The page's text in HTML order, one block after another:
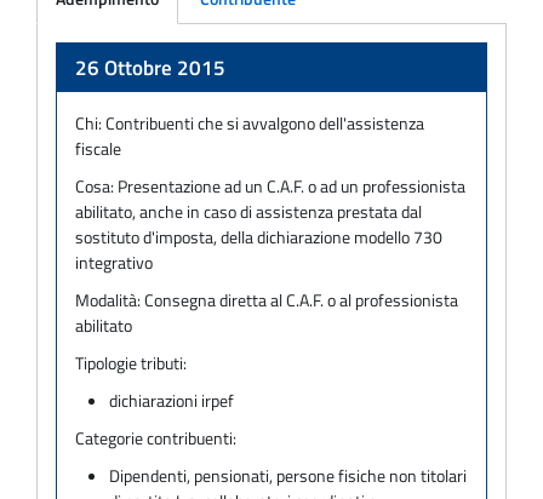
26 Ottobre 2015
Chi:Contribuenti che si avvalgono dell'assistenza
fiscale
Cosa: Presentazione ad un C.A.F. o ad un professionista
abilitato, anche in caso di assistenza prestata dal
sostituto d'imposta, della dichiarazione modello 730
integrativo
Modalità:Consegna diretta al C.A.F. o al professionista
abilitato
Tipologie tributi:
dichiarazioni irpef
Categorie contribuenti:
Dipendenti, pensionati, persone fisiche non titolari